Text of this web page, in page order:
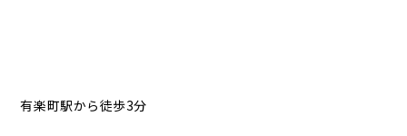
有楽町駅から徒歩3分